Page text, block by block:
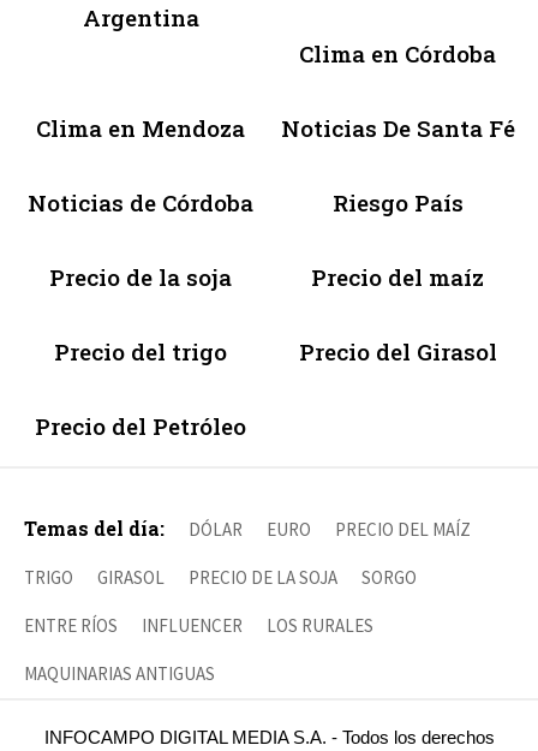
Argentina
Clima en Córdoba
Clima en Mendoza Noticias De Santa Fé
Noticias de Córdoba Riesgo País
Precio de la soja Precio del maíz
Precio del trigo Precio del Girasol
Precio del Petróleo
Temas del día: DÓLAR EURO PRECIO DEL MAÍZ
TRIGO GIRASOL PRECIO DE LA SOJA SORGO
ENTRE RÍOS INFLUENCER LOS RURALES
MAQUINARIAS ANTIGUAS
INFOCAMPO DIGITAL MEDIA S.A. - Todos los derechos